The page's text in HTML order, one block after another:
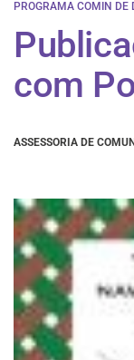
PROGRAMA COMIN DE
com
ASSESSORIA DE